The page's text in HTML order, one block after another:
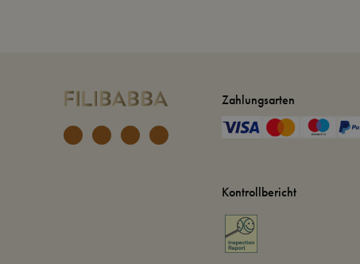
Zahlungsarten
Kontrollbericht